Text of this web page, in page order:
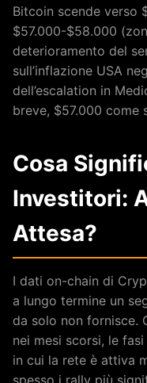
Bitcoin scende verso
$57.000-$58.000
deterioramento del
sull’inflazione USA
dell’escalation in
breve, $57.000 come
Cosa
Investitori:
Attesa?
I dati on-chain di
a lungo termine un
da solo non fornisce.
nei mesi scorsi, le
in cui la rete è attiva
spesso i rally più